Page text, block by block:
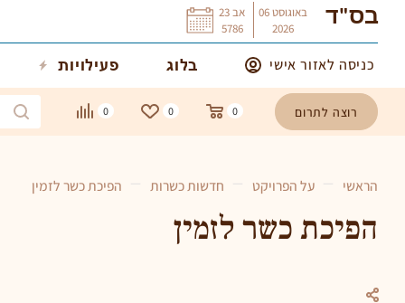
בס"ד 23אב
5786
06באוגוסט
2026
כניסה לאזור אישי פעילויות בלוג
0 0 0 רוצה לתרום
הראשי על הפרויקט חדשות כשרות הפיכת כשר לזמין
הפיכת כשר לזמין